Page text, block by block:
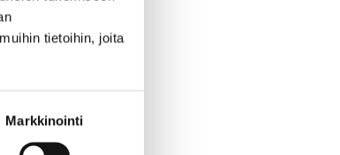
tietoihin, joita
Markkinointi